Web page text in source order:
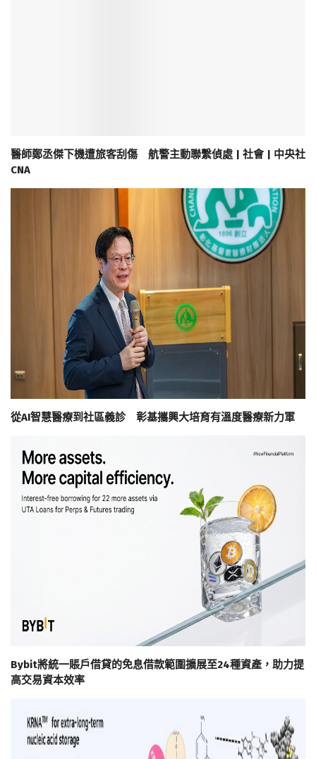
醫師鄭丞傑下機遭旅客刮傷 航警主動聯繫偵處 | 社會 | 中央社
CNA
從AI智慧醫療到社區義診 彰基攜興大培育有溫度醫療新力軍
Bybit將統一賬戶借貸的免息借款範圍擴展至24種資產，助力提
高交易資本效率